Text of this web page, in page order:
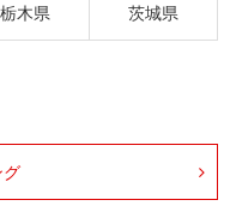
栃木県 茨城県
グ